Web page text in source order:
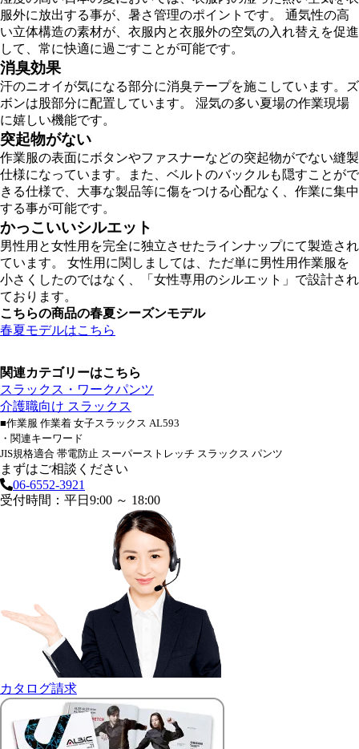
服外に放出する事が、暑さ管理のポイントです。 通気性の高
い立体構造の素材が、衣服内と衣服外の空気の入れ替えを促進
して、常に快適に過ごすことが可能です。
消臭効果
汗のニオイが気になる部分に消臭テープを施こしています。ズ
ボンは股部分に配置しています。 湿気の多い夏場の作業現場
に嬉しい機能です。
突起物がない
作業服の表面にボタンやファスナーなどの突起物がでない縫製
仕様になっています。また、ベルトのバックルも隠すことがで
きる仕様で、大事な製品等に傷をつける心配なく、作業に集中
する事が可能です。
かっこいいシルエット
男性用と女性用を完全に独立させたラインナップにて製造され
ています。 女性用に関しましては、ただ単に男性用作業服を
小さくしたのではなく、「女性専用のシルエット」で設計され
ております。
こちらの商品の春夏シーズンモデル
春夏モデルはこちら
関連カテゴリーはこちら
スラックス・ワークパンツ
介護職向け スラックス
■作業服 作業着 女子スラックス AL593
・関連キーワード
JIS規格適合 帯電防止 スーパーストレッチ スラックス パンツ
まずはご相談ください
06-6552-3921
受付時間：平日9:00 ～ 18:00
カタログ請求